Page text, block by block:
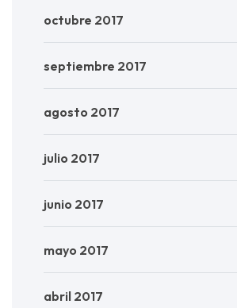
octubre 2017
septiembre 2017
agosto 2017
julio 2017
junio 2017
mayo 2017
abril 2017